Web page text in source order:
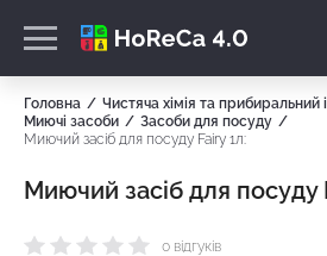
Головна Чистяча хімія та прибиральний
Миючі засоби
Засоби для посуду
Миючий засіб для посуду Fairy 1л:
Миючий засіб для посуду
0 відгуків